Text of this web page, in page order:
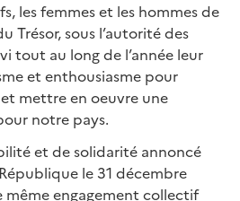
les femmes et les hommes de
Trésor, sous l’autorité des
tout au long de l’année leur
et enthousiasme pour
mettre en oeuvre une
notre pays.
et de solidarité annoncé
le 31 décembre
même engagement collectif